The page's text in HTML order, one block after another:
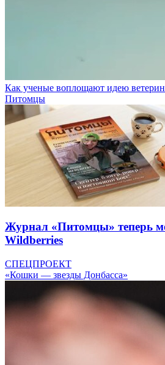
Как ученые воплощают идею
Питомцы
Журнал «Питомцы» теперь
Wildberries
СПЕЦПРОЕКТ
«Кошки — звезды Донбасса»